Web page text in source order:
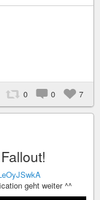
0 0 7
geht weiter ^^